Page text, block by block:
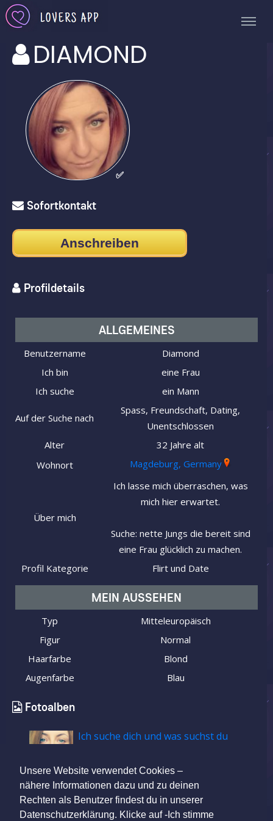
Unsere Website verwendet Cookies –
nähere Informationen dazu und zu deinen
Rechten als Benutzer findest du in unserer
Datenschutzerklärung. Klicke auf -Ich stimme
DIAMOND
✅
Sofortkontakt
Anschreiben
Profildetails
ALLGEMEINES
Benutzername
Diamond
Ich bin
eine Frau
Ich suche
ein Mann
Auf der Suche nach
Spass, Freundschaft, Dating,
Unentschlossen
Alter
32 Jahre alt
Wohnort
Magdeburg, Germany
Über mich
Ich lasse mich überraschen, was
mich hier erwartet.
Suche: nette Jungs die bereit sind
eine Frau glücklich zu machen.
Profil Kategorie
Flirt und Date
MEIN AUSSEHEN
Typ
Mitteleuropäisch
Figur
Normal
Haarfarbe
Blond
Augenfarbe
Blau
Fotoalben
Ich suche dich und was suchst du